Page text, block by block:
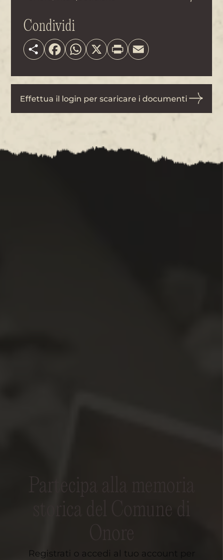
Condividi
ShareFacebookWhatsApp
X PrintEmail
Effettua il login per scaricare i documenti
storica del Comune di
Registrati o accedi al tuo account per